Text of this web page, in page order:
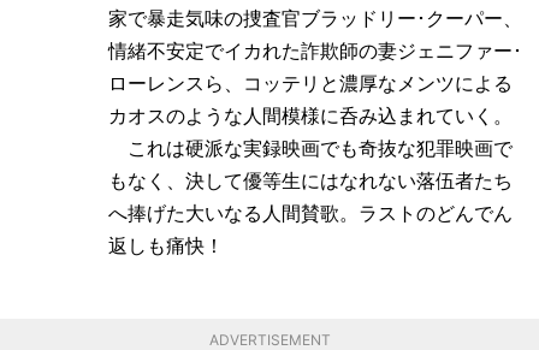
家で暴走気味の捜査官ブラッドリー･クーパー、
情緒不安定でイカれた詐欺師の妻ジェニファー･
ローレンスら、コッテリと濃厚なメンツによる
カオスのような人間模様に呑み込まれていく。
これは硬派な実録映画でも奇抜な犯罪映画で
もなく、決して優等生にはなれない落伍者たち
へ捧げた大いなる人間賛歌。ラストのどんでん
返しも痛快！
ADVERTISEMENT